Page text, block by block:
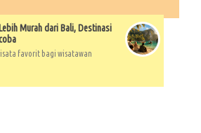
Murah dari Bali, Destinasi
favorit bagi wisatawan